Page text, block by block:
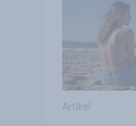
Artikel